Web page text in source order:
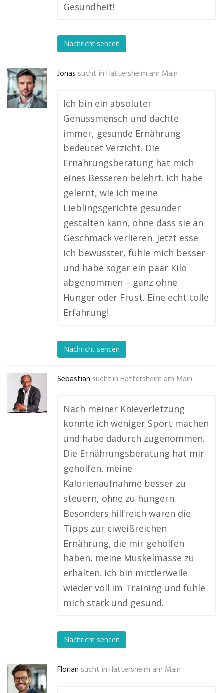
Gesundheit!
Nachricht senden
Jonas sucht in Hattersheim am Main
Ich bin ein absoluter
Genussmensch und dachte
immer, gesunde Ernährung
bedeutet Verzicht. Die
Ernährungsberatung hat mich
eines Besseren belehrt. Ich habe
gelernt, wie ich meine
Lieblingsgerichte gesünder
gestalten kann, ohne dass sie an
Geschmack verlieren. Jetzt esse
ich bewusster, fühle mich besser
und habe sogar ein paar Kilo
abgenommen – ganz ohne
Hunger oder Frust. Eine echt tolle
Erfahrung!
Nachricht senden
Sebastian sucht in Hattersheim am Main
Nach meiner Knieverletzung
konnte ich weniger Sport machen
und habe dadurch zugenommen.
Die Ernährungsberatung hat mir
geholfen, meine
Kalorienaufnahme besser zu
steuern, ohne zu hungern.
Besonders hilfreich waren die
Tipps zur eiweißreichen
Ernährung, die mir geholfen
haben, meine Muskelmasse zu
erhalten. Ich bin mittlerweile
wieder voll im Training und fühle
mich stark und gesund.
Nachricht senden
Florian sucht in Hattersheim am Main